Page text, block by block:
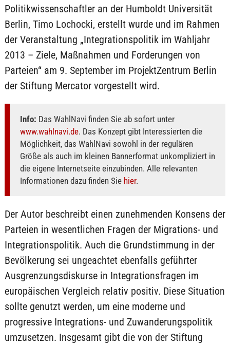
Politikwissenschaftler an der Humboldt Universität
Berlin, Timo Lochocki, erstellt wurde und im Rahmen
der Veranstaltung „Integrationspolitik im Wahljahr
2013 – Ziele, Maßnahmen und Forderungen von
Parteien“ am 9. September im ProjektZentrum Berlin
der Stiftung Mercator vorgestellt wird.
Info: Das WahlNavi finden Sie ab sofort unter
www.wahlnavi.de. Das Konzept gibt Interessierten die
Möglichkeit, das WahlNavi sowohl in der regulären
Größe als auch im kleinen Bannerformat unkompliziert in
die eigene Internetseite einzubinden. Alle relevanten
Informationen dazu finden Sie hier.
Der Autor beschreibt einen zunehmenden Konsens der
Parteien in wesentlichen Fragen der Migrations- und
Integrationspolitik. Auch die Grundstimmung in der
Bevölkerung sei ungeachtet ebenfalls geführter
Ausgrenzungsdiskurse in Integrationsfragen im
europäischen Vergleich relativ positiv. Diese Situation
sollte genutzt werden, um eine moderne und
progressive Integrations- und Zuwanderungspolitik
umzusetzen. Insgesamt gibt die von der Stiftung